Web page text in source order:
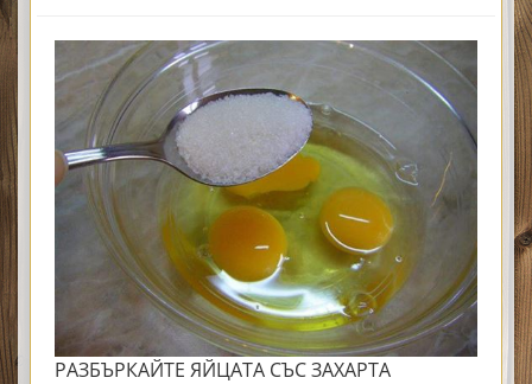
РАЗБЪРКАЙТЕ ЯЙЦАТА СЪС ЗАХАРТА